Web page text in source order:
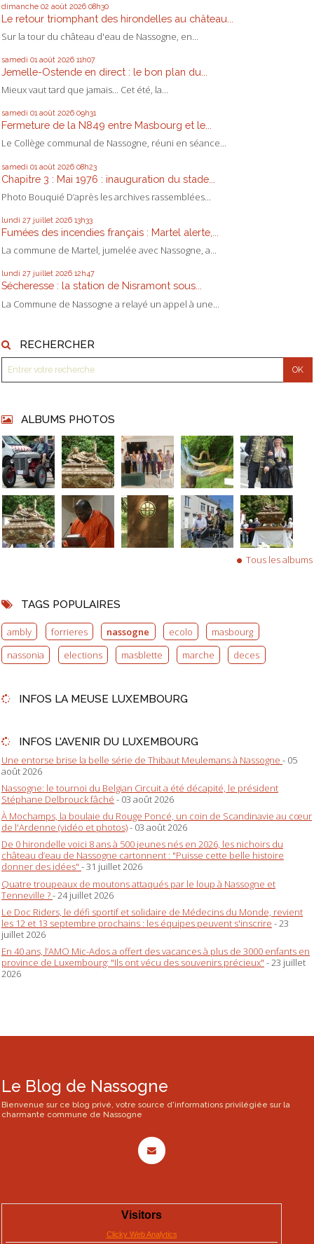
dimanche 02 août 2026 08h30
Le retour triomphant des hirondelles au château...
Sur la tour du château d'eau de Nassogne, en...
samedi 01 août 2026 11h07
Jemelle-Ostende en direct : le bon plan du...
Mieux vaut tard que jamais... Cet été, la...
samedi 01 août 2026 09h31
Fermeture de la N849 entre Masbourg et le...
Le Collège communal de Nassogne, réuni en séance...
samedi 01 août 2026 08h23
Chapitre 3 : Mai 1976 : inauguration du stade...
Photo Bouquié D’après les archives rassemblées...
lundi 27 juillet 2026 13h33
Fumées des incendies français : Martel alerte,...
La commune de Martel, jumelée avec Nassogne, a...
lundi 27 juillet 2026 12h47
Sécheresse : la station de Nisramont sous...
La Commune de Nassogne a relayé un appel à une...
RECHERCHER
ALBUMS PHOTOS
Tous les albums
TAGS POPULAIRES
ambly forrieres nassogne ecolo
masbourg
nassonia
elections masblette marche deces
INFOS LA MEUSE LUXEMBOURG
INFOS L'AVENIR DU LUXEMBOURG
Une entorse brise la belle série de Thibaut Meulemans à Nassogne - 05
août 2026
Nassogne: le tournoi du Belgian Circuit a été décapité, le président
Stéphane Delbrouck fâché - 03 août 2026
À Mochamps, la boulaie du Rouge Poncé, un coin de Scandinavie au cœur
de l'Ardenne (vidéo et photos)- 03 août 2026
De 0 hirondelle voici 8 ans à 500 jeunes nés en 2026, les nichoirs du
château d’eau de Nassogne cartonnent : "Puisse cette belle histoire
donner des idées" - 31 juillet 2026
Quatre troupeaux de moutons attaqués par le loup à Nassogne et
Tenneville ?- 24 juillet 2026
Le Doc Riders, le défi sportif et solidaire de Médecins du Monde, revient
les 12 et 13 septembre prochains : les équipes peuvent s'inscrire - 23
juillet 2026
En 40 ans, l’AMO Mic-Ados a offert des vacances à plus de 3000 enfants en
province de Luxembourg: "Ils ont vécu des souvenirs précieux" - 23 juillet
2026
Le Blog de Nassogne
Bienvenue sur ce blog privé, votre source d'informations privilégiée sur la
charmante commune de Nassogne